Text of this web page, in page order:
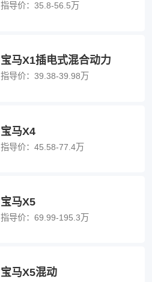
指导价： 35.8-56.5万
宝马X1插电式混合动力
指导价： 39.38-39.98万
宝马X4
指导价： 45.58-77.4万
宝马X5
指导价： 69.99-195.3万
宝马X5混动